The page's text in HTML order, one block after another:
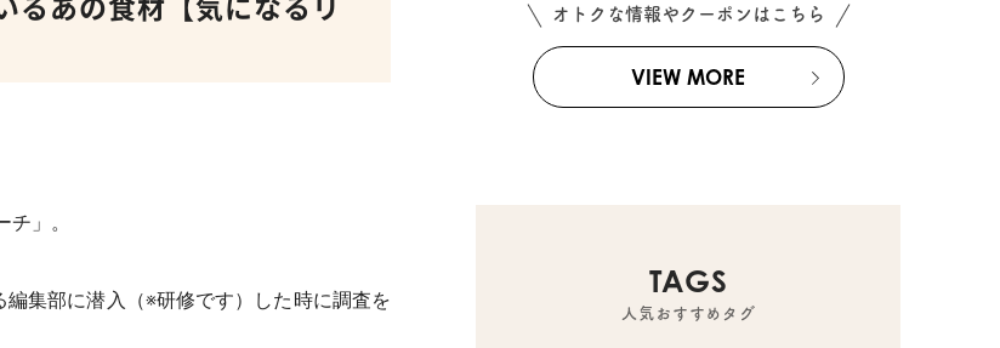
」。
編集部に潜入（※研修です）した時に調査を
オトクな情報やクーポンはこちら
VIEW MORE
TAGS
人気おすすめタグ